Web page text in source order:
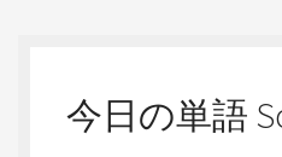
今日の単語